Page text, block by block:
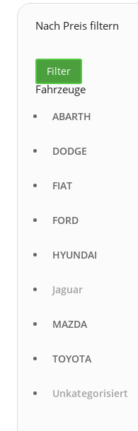
Nach Preis filtern
Filter
Fahrzeuge
ABARTH
DODGE
FIAT
FORD
HYUNDAI
Jaguar
MAZDA
TOYOTA
Unkategorisiert